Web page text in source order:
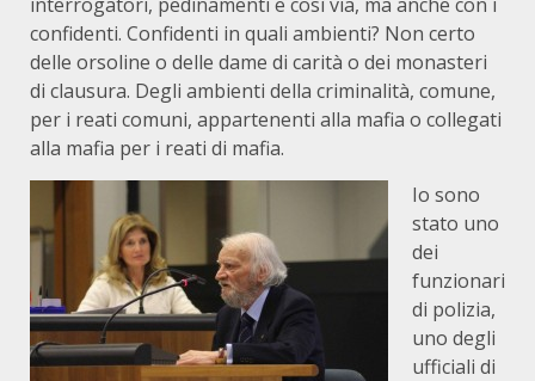
confidenti. Confidenti in quali ambienti? Non certo
delle orsoline o delle dame di carità o dei monasteri
di clausura. Degli ambienti della criminalità, comune,
per i reati comuni, appartenenti alla mafia o collegati
alla mafia per i reati di mafia.
Io sono
stato uno
dei
funzionari
di polizia,
uno degli
ufficiali di